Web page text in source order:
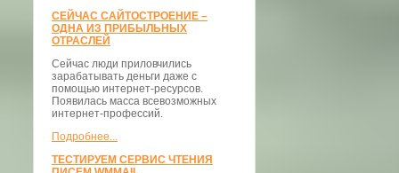
СЕЙЧАС САЙТОСТРОЕНИЕ –
ОДНА ИЗ ПРИБЫЛЬНЫХ
ОТРАСЛЕЙ
Сейчас люди приловчились
зарабатывать деньги даже с
помощью интернет-ресурсов.
Появилась масса всевозможных
интернет-профессий.
Подробнее...
ТЕСТИРУЕМ СЕРВИС ЧТЕНИЯ